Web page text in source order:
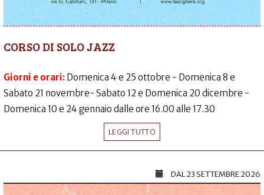
CORSO DI SOLO JAZZ
Giorni e orari: Domenica 4 e 25 ottobre - Domenica 8 e
Sabato 21 novembre- Sabato 12 e Domenica 20 dicembre -
Domenica 10 e 24 gennaio dalle ore 16.00 alle 17.30
LEGGI TUTTO
DAL23 SETTEMBRE 2026